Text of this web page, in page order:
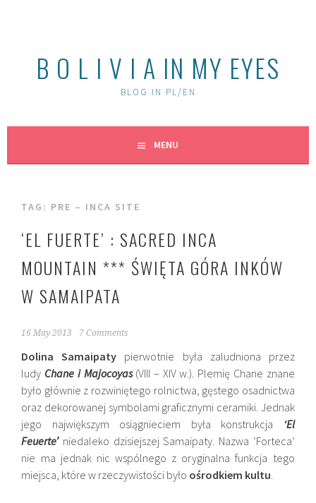
B O L I V I A IN MY EYES
BLOG IN PL/EN
MENU
TAG: PRE – INCA SITE
‘EL FUERTE’ : SACRED INCA
MOUNTAIN *** ŚWIĘTA GÓRA INKÓW
W SAMAIPATA
16 May 2013 7 Comments
Dolina Samaipaty pierwotnie była zaludniona przez
ludy Chane i Majocoyas (VIII – XIV w.). Plemię Chane znane
było głównie z rozwiniętego rolnictwa, gęstego osadnictwa
oraz dekorowanej symbolami graficznymi ceramiki. Jednak
jego największym osiągnieciem była konstrukcja ‘El
Feuerte’niedaleko dzisiejszej Samaipaty. Nazwa ‘Forteca’
nie ma jednak nic wspólnego z oryginalna funkcja tego
miejsca, które w rzeczywistości było ośrodkiem kultu.